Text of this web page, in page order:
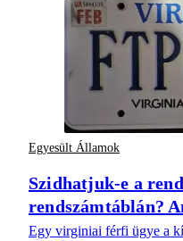
Egyesült Államok
Szidhatjuk-e a
rendszámtáblán?
Egy virginiai férfi ügye a